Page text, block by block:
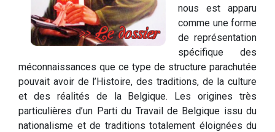
nous est apparu
comme une forme
de représentation
spécifique des
méconnaissances que ce type de structure parachutée
pouvait avoir de l’Histoire, des traditions, de la culture
et des réalités de la Belgique. Les origines très
particulières d’un Parti du Travail de Belgique issu du
nationalisme et de traditions totalement éloignées du